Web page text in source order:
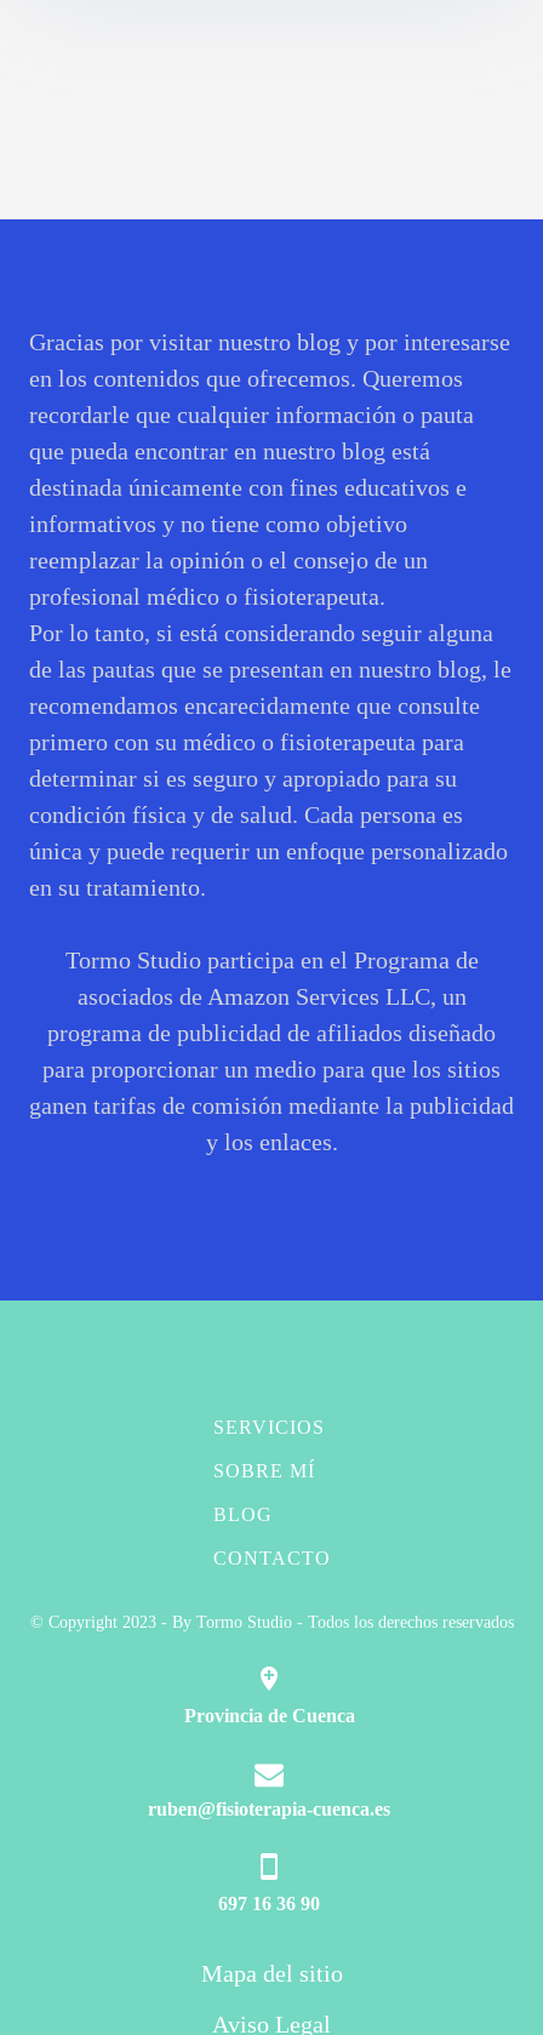
Gracias por visitar nuestro blog y por interesarse
en los contenidos que ofrecemos. Queremos
recordarle que cualquier información o pauta
que pueda encontrar en nuestro blog está
destinada únicamente con fines educativos e
informativos y no tiene como objetivo
reemplazar la opinión o el consejo de un
profesional médico o fisioterapeuta.
Por lo tanto, si está considerando seguir alguna
de las pautas que se presentan en nuestro blog, le
recomendamos encarecidamente que consulte
primero con su médico o fisioterapeuta para
determinar si es seguro y apropiado para su
condición física y de salud. Cada persona es
única y puede requerir un enfoque personalizado
en su tratamiento.
Tormo Studio participa en el Programa de
asociados de Amazon Services LLC, un
programa de publicidad de afiliados diseñado
para proporcionar un medio para que los sitios
ganen tarifas de comisión mediante la publicidad
y los enlaces.
SERVICIOS
SOBRE MÍ
BLOG
CONTACTO
© Copyright 2023 - By Tormo Studio - Todos los derechos reservados
Provincia de Cuenca
ruben@fisioterapia-cuenca.es
697 16 36 90
Mapa del sitio
Aviso Legal